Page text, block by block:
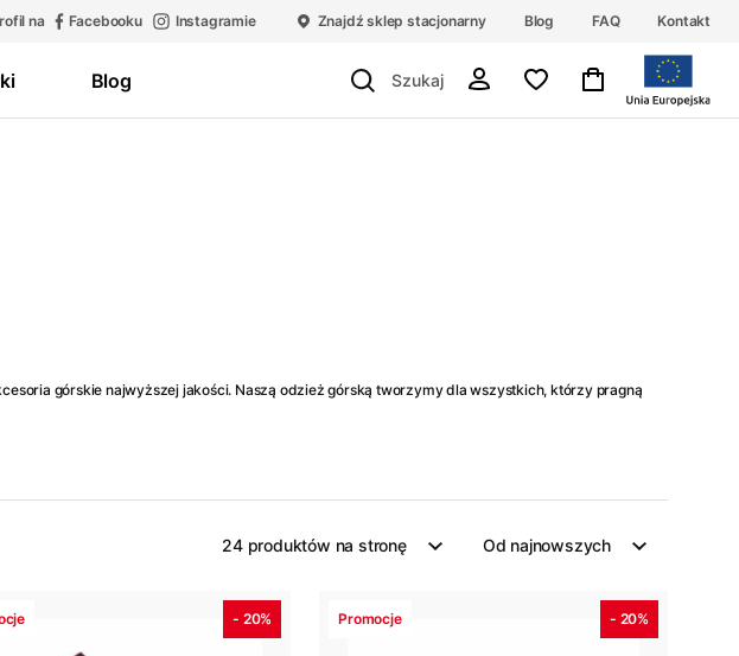
na Facebooku Instagramie Znajdź sklep stacjonarny Blog FAQ Kontakt
Blog
górskie najwyższej jakości. Naszą odzież górską tworzymy dla wszystkich, którzy pragną
24 produktów na stronę Od najnowszych
- 20% Promocje - 20%